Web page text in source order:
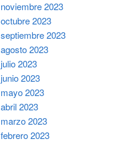
noviembre 2023
octubre 2023
septiembre 2023
agosto 2023
julio 2023
junio 2023
mayo 2023
abril 2023
marzo 2023
febrero 2023